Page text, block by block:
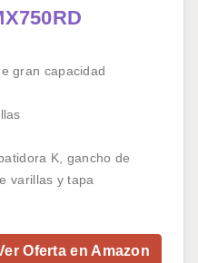
gran capacidad
K, gancho de
varillas y tapa
Oferta en Amazon